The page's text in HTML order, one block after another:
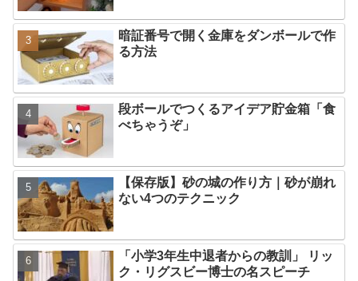
暗証番号で開く金庫をダンボールで作
る方法
段ボールでつくるアイデア貯金箱「食
べちゃうぞ」
【保存版】砂の城の作り方｜砂が崩れ
ない4つのテクニック
「小学3年生中退者からの教訓」 リッ
ク・リグスビー博士の名スピーチ